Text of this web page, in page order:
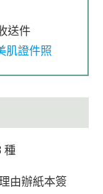
送件
肌證件照
種
由辦紙本簽